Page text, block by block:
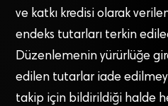
ve katkı kredisi olarak
endeks tutarları terkin
Düzenlemenin yürürlüğe
edilen tutarlar iade
takip için bildirildiği halde